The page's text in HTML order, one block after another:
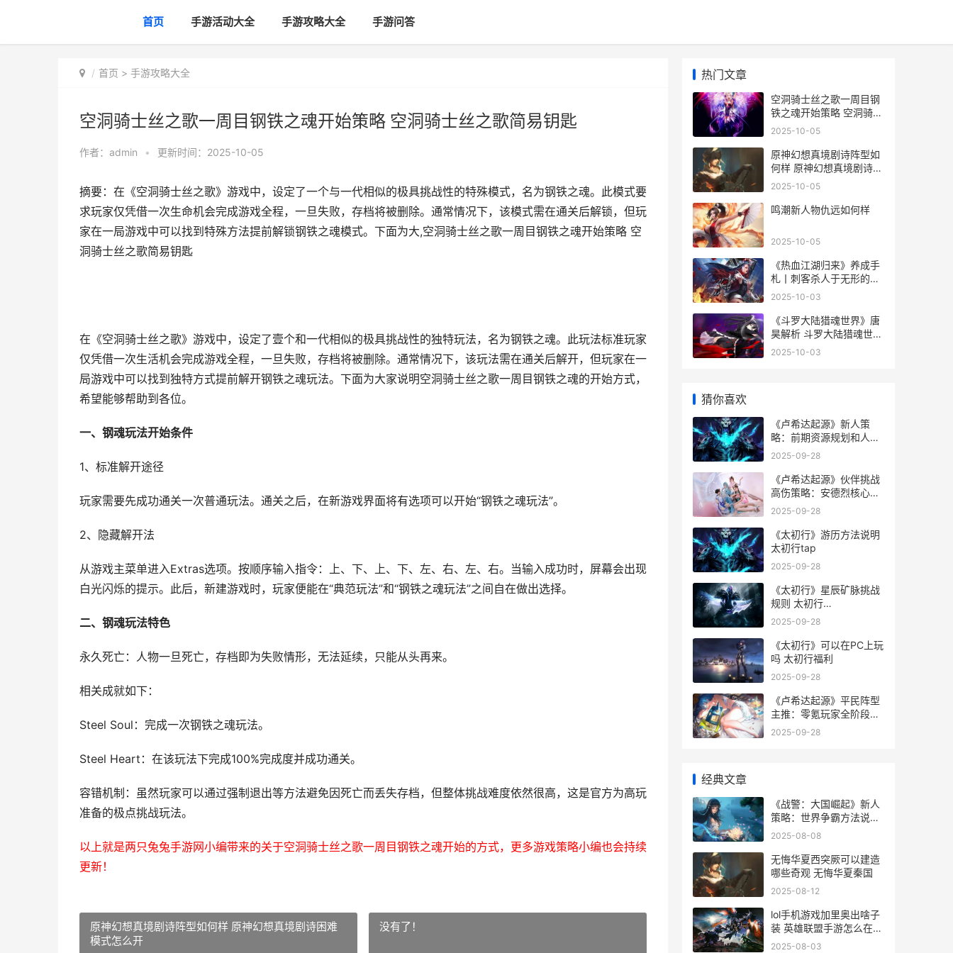
首页 手游活动大全 手游攻略大全 手游问答
首页 > 手游攻略大全
空洞骑士丝之歌一周目钢铁之魂开始策略 空洞骑士丝之歌简易钥匙
作者： admin • 更新时间：2025-10-05
摘要：在《空洞骑士丝之歌》游戏中，设定了一个与一代相似的极具挑战性的特殊模式，名为钢铁之魂。此模式要
求玩家仅凭借一次生命机会完成游戏全程，一旦失败，存档将被删除。通常情况下，该模式需在通关后解锁，但玩
家在一局游戏中可以找到特殊方法提前解锁钢铁之魂模式。下面为大,空洞骑士丝之歌一周目钢铁之魂开始策略 空
洞骑士丝之歌简易钥匙
在《空洞骑士丝之歌》游戏中，设定了壹个和一代相似的极具挑战性的独特玩法，名为钢铁之魂。此玩法标准玩家
仅凭借一次生活机会完成游戏全程，一旦失败，存档将被删除。通常情况下，该玩法需在通关后解开，但玩家在一
局游戏中可以找到独特方式提前解开钢铁之魂玩法。下面为大家说明空洞骑士丝之歌一周目钢铁之魂的开始方式，
希望能够帮助到各位。
一、钢魂玩法开始条件
1、标准解开途径
玩家需要先成功通关一次普通玩法。通关之后，在新游戏界面将有选项可以开始“钢铁之魂玩法”。
2、隐藏解开法
从游戏主菜单进入Extras选项。按顺序输入指令：上、下、上、下、左、右、左、右。当输入成功时，屏幕会出现
白光闪烁的提示。此后，新建游戏时，玩家便能在“典范玩法”和“钢铁之魂玩法”之间自在做出选择。
二、钢魂玩法特色
永久死亡：人物一旦死亡，存档即为失败情形，无法延续，只能从头再来。
相关成就如下：
Steel Soul：完成一次钢铁之魂玩法。
Steel Heart：在该玩法下完成100%完成度并成功通关。
容错机制：虽然玩家可以通过强制退出等方法避免因死亡而丢失存档，但整体挑战难度依然很高，这是官方为高玩
准备的极点挑战玩法。
以上就是两只兔兔手游网小编带来的关于空洞骑士丝之歌一周目钢铁之魂开始的方式，更多游戏策略小编也会持续
更新！
原神幻想真境剧诗阵型如何样 原神幻想真境剧诗困难
模式怎么开
没有了！
热门文章
空洞骑士丝之歌一周目钢
铁之魂开始策略 空洞骑士
丝之歌简易钥匙
2025-10-05
原神幻想真境剧诗阵型如
何样 原神幻想真境剧诗困
难模式怎么开
2025-10-05
鸣潮新人物仇远如何样
2025-10-05
《热血江湖归来》养成手
札丨刺客杀人于无形的秘
籍 热血江湖归来官方正版
2025-10-03
《斗罗大陆猎魂世界》唐
昊解析 斗罗大陆猎魂世界
打卡点
2025-10-03
猜你喜欢
《卢希达起源》新人策
略：前期资源规划和人物
培养全解析 卢希达起源破
2025-09-28
《卢希达起源》伙伴挑战
高伤策略：安德烈核心阵
型和宠物组合解析 《卢希
2025-09-28
《太初行》游历方法说明
太初行tap
2025-09-28
《太初行》星辰矿脉挑战
规则 太初行
2471a0149ea910fd77
2025-09-28
《太初行》可以在PC上玩
吗 太初行福利
2025-09-28
《卢希达起源》平民阵型
主推：零氪玩家全阶段阵
型组合指导 卢希起博士简
2025-09-28
经典文章
《战警：大国崛起》新人
策略：世界争霸方法说明
战警大国崛起破解版内购
2025-08-08
无悔华夏西突厥可以建造
哪些奇观 无悔华夏秦国
2025-08-12
lol手机游戏加里奥出啥子
装 英雄联盟手游怎么在游
戏里用加成卡
2025-08-03